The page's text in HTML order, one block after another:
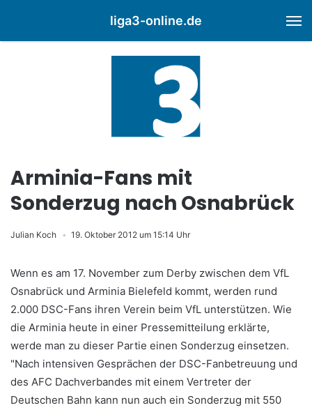
liga3-online.de
Arminia-Fans mit
Sonderzug nach Osnabrück
Julian Koch 19. Oktober 2012 um 15:14 Uhr
Wenn es am 17. November zum Derby zwischen dem VfL
Osnabrück und Arminia Bielefeld kommt, werden rund
2.000 DSC-Fans ihren Verein beim VfL unterstützen. Wie
die Arminia heute in einer Pressemitteilung erklärte,
werde man zu dieser Partie einen Sonderzug einsetzen.
"Nach intensiven Gesprächen der DSC-Fanbetreuung und
des AFC Dachverbandes mit einem Vertreter der
Deutschen Bahn kann nun auch ein Sonderzug mit 550